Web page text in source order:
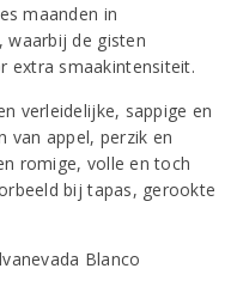
maanden in
waarbij de gisten
extra smaakintensiteit.
verleidelijke, sappige en
van appel, perzik en
romige, volle en toch
bij tapas, gerookte